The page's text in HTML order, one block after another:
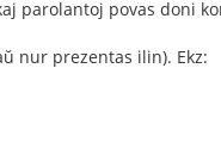
parolantoj povas doni
nur prezentas ilin). Ekz: